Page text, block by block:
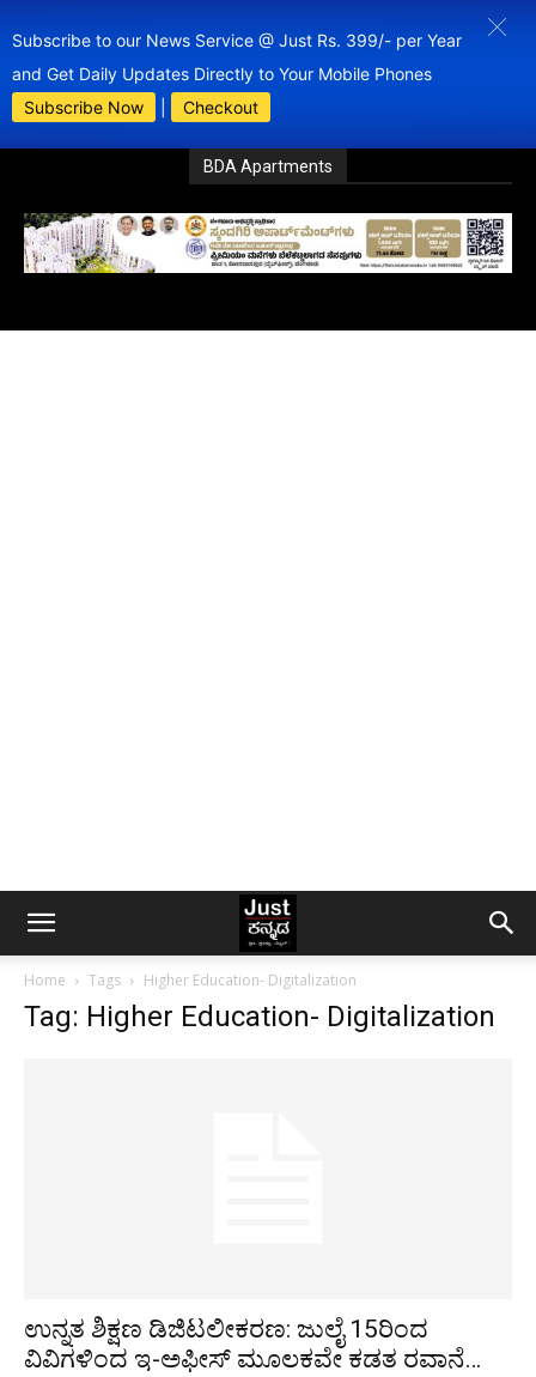
Subscribe to our News Service @ Just Rs. 399/- per Year
and Get Daily Updates Directly to Your Mobile Phones
Subscribe Now
Checkout
BDA Apartments
Home Tags Higher Education- Digitalization
Tag: Higher Education- Digitalization
ಉನ್ನತ ಶಿಕ್ಷಣ ಡಿಜಿಟಲೀಕರಣ: ಜುಲೈ 15ರಿಂದ
ವಿವಿಗಳಿಂದ ಇ-ಅಫೀಸ್‌ ಮೂಲಕವೇ ಕಡತ ರವಾನೆ…